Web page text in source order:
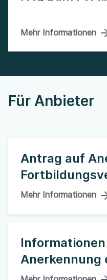
Mehr Informationen
Für Anbieter
Antrag auf
stellen
Mehr Informationen
Anerkennung